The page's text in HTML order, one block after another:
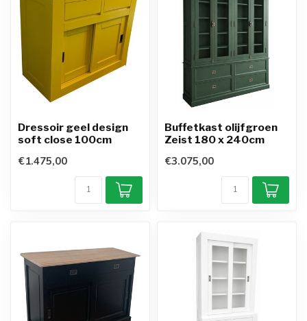
Dressoir geel design
soft close 100cm
€1.475,00
Buffetkast olijfgroen
Zeist 180 x 240cm
€3.075,00